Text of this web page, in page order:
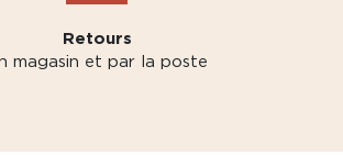
Retours
magasin et par la poste